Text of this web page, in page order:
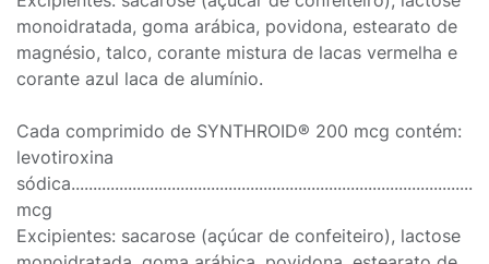
monoidratada, goma arábica, povidona, estearato de
magnésio, talco, corante mistura de lacas vermelha e
corante azul laca de alumínio.
Cada comprimido de SYNTHROID® 200 mcg contém:
levotiroxina
mcg
Excipientes: sacarose (açúcar de confeiteiro), lactose